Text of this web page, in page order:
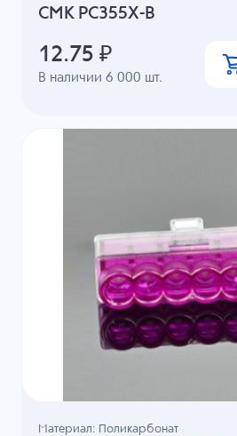
СМК PC355X-B
В наличии6 000 шт.
12.75 ₽
Материал: Поликарбонат